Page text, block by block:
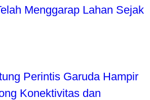
Menggarap Lahan Sejak
Perintis Garuda Hampir
Konektivitas dan